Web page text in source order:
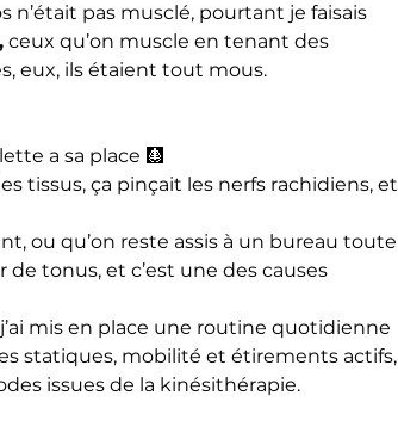
n’était pas musclé, pourtant je faisais
ceux qu’on muscle en tenant des
eux, ils étaient tout mous.
a sa place 🩻
tissus, ça pinçait les nerfs rachidiens, et
ou qu’on reste assis à un bureau toute
tonus, et c’est une des causes
mis en place une routine quotidienne
statiques, mobilité et étirements actifs,
issues de la kinésithérapie.